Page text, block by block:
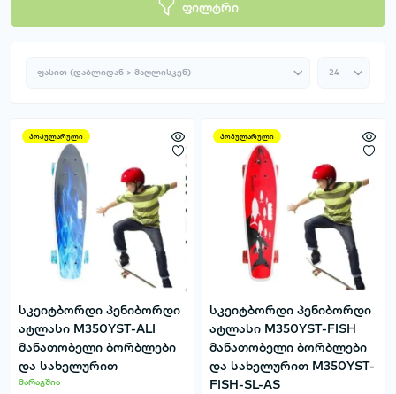
ფილტრი
პოპულარული
სკეიტბორდი პენიბორდი
ატლასი M350YST-ALI
მანათობელი ბორბლები
და სახელურით
მარაგშია
პოპულარული
სკეიტბორდი პენიბორდი
ატლასი M350YST-FISH
მანათობელი ბორბლები
და სახელურით M350YST-
FISH-SL-AS